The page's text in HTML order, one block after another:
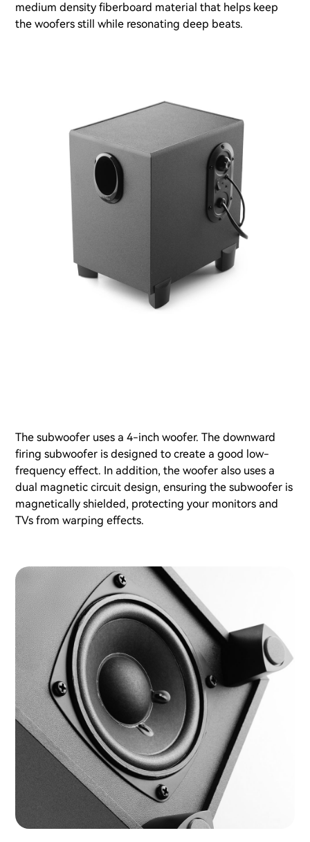
medium density fiberboard material that helps keep
the woofers still while resonating deep beats.
The subwoofer uses a 4-inch woofer. The downward
firing subwoofer is designed to create a good low-
frequency effect. In addition, the woofer also uses a
dual magnetic circuit design, ensuring the subwoofer is
magnetically shielded, protecting your monitors and
TVs from warping effects.